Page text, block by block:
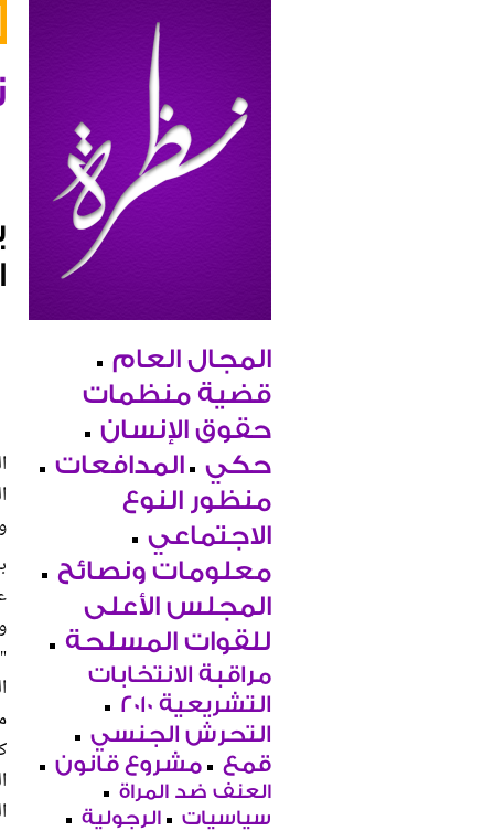
المجال العام
قضية منظمات
حقوق الإنسان
حكي
المدافعات
منظور النوع
الاجتماعي
معلومات ونصائح
المجلس الأعلى
للقوات المسلحة
مراقبة الانتخابات
التشريعية 2010
التحرش الجنسي
قمع
مشروع قانون
العنف ضد المراة
سياسيات
الرجولية